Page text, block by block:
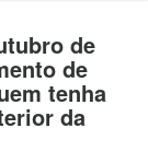
de
de
tenha
da